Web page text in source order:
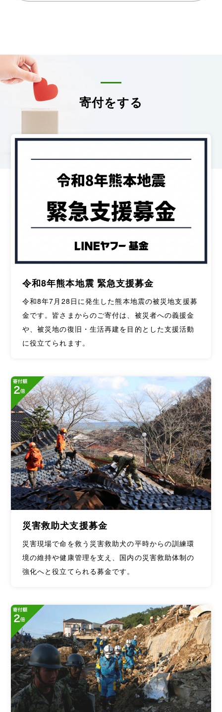
寄付をする
令和8年熊本地震 緊急支援募金
令和8年7月28日に発生した熊本地震の被災地支援募
金です。皆さまからのご寄付は、被災者への義援金
や、被災地の復旧・生活再建を目的とした支援活動
に役立てられます。
災害救助犬支援募金
災害現場で命を救う災害救助犬の平時からの訓練環
境の維持や健康管理を支え、国内の災害救助体制の
強化へと役立てられる募金です。